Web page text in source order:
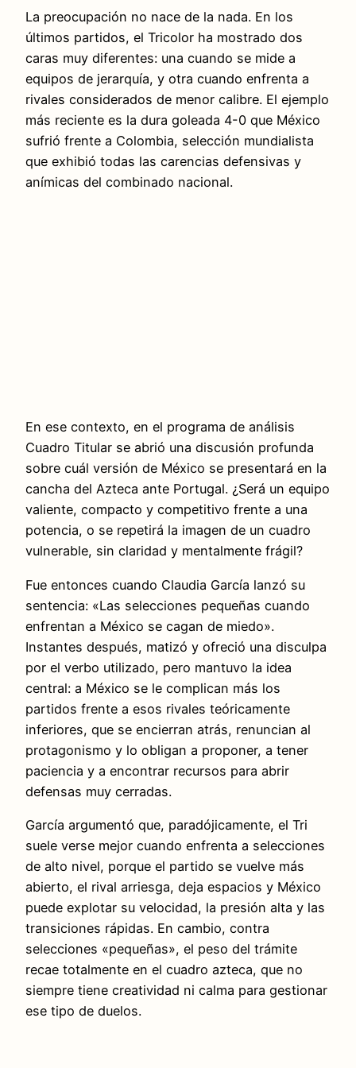
La preocupación no nace de la nada. En los
últimos partidos, el Tricolor ha mostrado dos
caras muy diferentes: una cuando se mide a
equipos de jerarquía, y otra cuando enfrenta a
rivales considerados de menor calibre. El ejemplo
más reciente es la dura goleada 4-0 que México
sufrió frente a Colombia, selección mundialista
que exhibió todas las carencias defensivas y
anímicas del combinado nacional.
En ese contexto, en el programa de análisis
Cuadro Titular se abrió una discusión profunda
sobre cuál versión de México se presentará en la
cancha del Azteca ante Portugal. ¿Será un equipo
valiente, compacto y competitivo frente a una
potencia, o se repetirá la imagen de un cuadro
vulnerable, sin claridad y mentalmente frágil?
Fue entonces cuando Claudia García lanzó su
sentencia: «Las selecciones pequeñas cuando
enfrentan a México se cagan de miedo».
Instantes después, matizó y ofreció una disculpa
por el verbo utilizado, pero mantuvo la idea
central: a México se le complican más los
partidos frente a esos rivales teóricamente
inferiores, que se encierran atrás, renuncian al
protagonismo y lo obligan a proponer, a tener
paciencia y a encontrar recursos para abrir
defensas muy cerradas.
García argumentó que, paradójicamente, el Tri
suele verse mejor cuando enfrenta a selecciones
de alto nivel, porque el partido se vuelve más
abierto, el rival arriesga, deja espacios y México
puede explotar su velocidad, la presión alta y las
transiciones rápidas. En cambio, contra
selecciones «pequeñas», el peso del trámite
recae totalmente en el cuadro azteca, que no
siempre tiene creatividad ni calma para gestionar
ese tipo de duelos.